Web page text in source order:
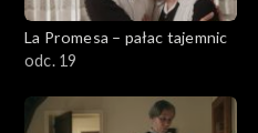
La Promesa – pałac tajemnic
odc. 19